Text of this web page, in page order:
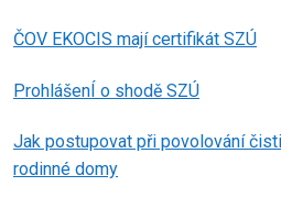
ČOV EKOCIS mají certifikát SZÚ
ProhlášenÍ o shodě SZÚ
Jak postupovat při povolování
rodinné domy